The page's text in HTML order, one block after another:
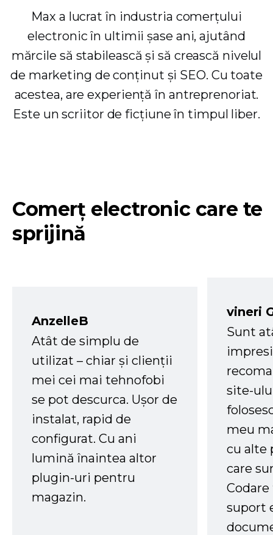
Max a lucrat în industria comerțului
electronic în ultimii șase ani, ajutând
mărcile să stabilească și să crească nivelul
de marketing de conținut și SEO. Cu toate
acestea, are experiență în antreprenoriat.
Este un scriitor de ficțiune în timpul liber.
Comerț electronic care te
sprijină
AnzelleB
Atât de simplu de
utilizat – chiar și clienții
mei cei mai tehnofobi
se pot descurca. Ușor de
instalat, rapid de
configurat. Cu ani
lumină înaintea altor
plugin-uri pentru
magazin.
vineri
Sunt
site-
meu
cu alte
care
suport